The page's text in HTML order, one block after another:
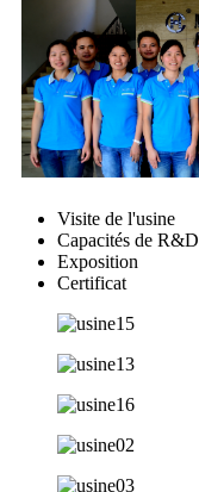
Visite de l'usine
Capacités de R&D
Exposition
Certificat